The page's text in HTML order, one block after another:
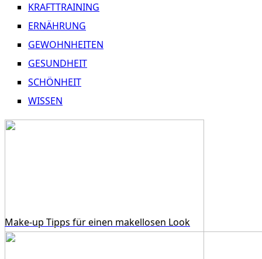
KRAFTTRAINING
ERNÄHRUNG
GEWOHNHEITEN
GESUNDHEIT
SCHÖNHEIT
WISSEN
Make-up Tipps für einen makellosen Look